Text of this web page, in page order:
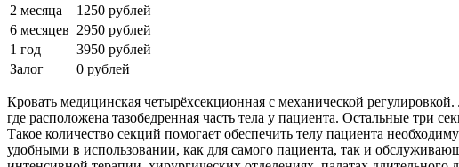
2 месяца
1250 рублей
6 месяцев 2950 рублей
1 год
3950 рублей
Залог
0 рублей
Кровать медицинская четырёхсекционная с механической
где расположена тазобедренная часть тела у пациента. Остальные три
Такое количество секций помогает обеспечить телу пациента
удобными в использовании, как для самого пациента, так и